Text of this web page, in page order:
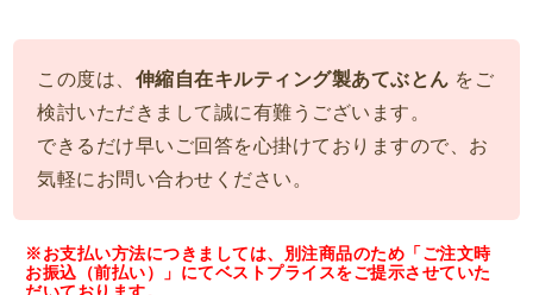
この度は、 伸縮自在キルティング製あてぶとん をご
検討いただきまして誠に有難うございます。
できるだけ早いご回答を心掛けておりますので、お
気軽にお問い合わせください。
※お支払い方法につきましては、別注商品のため「ご注文時
お振込（前払い）」にてベストプライスをご提示させていた